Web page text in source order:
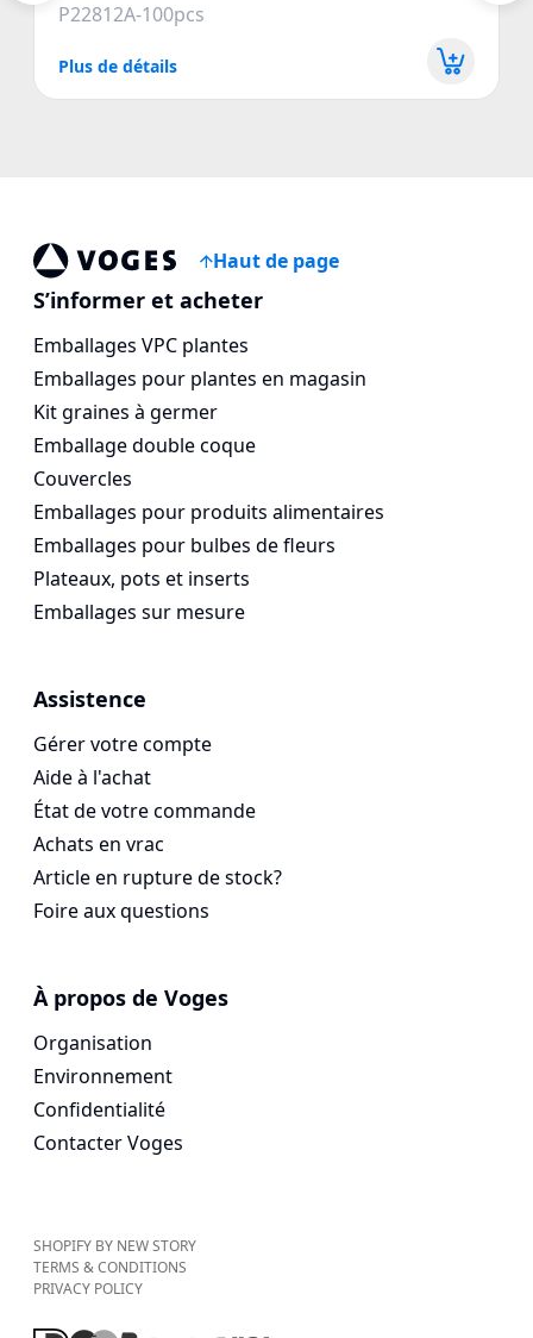
P22812A-100pcs
Plus de détails
Voges Online Store
Haut de page
S’informer et acheter
Emballages VPC plantes
Emballages pour plantes en magasin
Kit graines à germer
Emballage double coque
Couvercles
Emballages pour produits alimentaires
Emballages pour bulbes de fleurs
Plateaux, pots et inserts
Emballages sur mesure
Assistence
Gérer votre compte
Aide à l'achat
État de votre commande
Achats en vrac
Article en rupture de stock?
Foire aux questions
À propos de Voges
Organisation
Environnement
Confidentialité
Contacter Voges
SHOPIFY BY NEW STORY
TERMS & CONDITIONS
PRIVACY POLICY